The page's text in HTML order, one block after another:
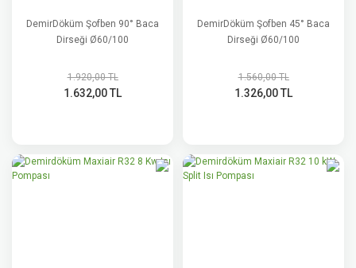
DemirDöküm Şofben 90° Baca
Dirseği Ø60/100
1.920,00 TL
1.632,00 TL
DemirDöküm Şofben 45° Baca
Dirseği Ø60/100
1.560,00 TL
1.326,00 TL